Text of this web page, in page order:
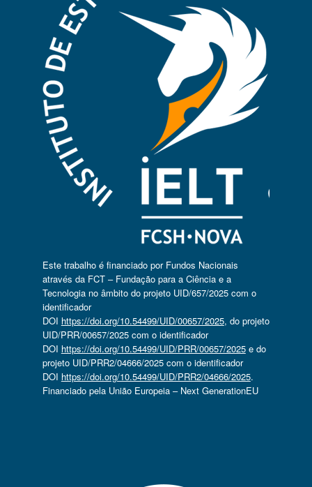
Este trabalho é financiado por Fundos Nacionais
através da FCT – Fundação para a Ciência e a
Tecnologia no âmbito do projeto UID/657/2025 com o
identificador
DOI https://doi.org/10.54499/UID/00657/2025, do projeto
UID/PRR/00657/2025 com o identificador
DOI https://doi.org/10.54499/UID/PRR/00657/2025e do
projeto UID/PRR2/04666/2025 com o identificador
DOI https://doi.org/10.54499/UID/PRR2/04666/2025.
Financiado pela União Europeia – Next GenerationEU